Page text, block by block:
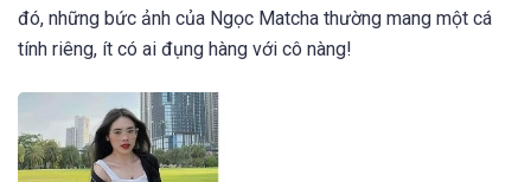
đó, những bức ảnh của Ngọc Matcha thường mang một cá
tính riêng, ít có ai đụng hàng với cô nàng!